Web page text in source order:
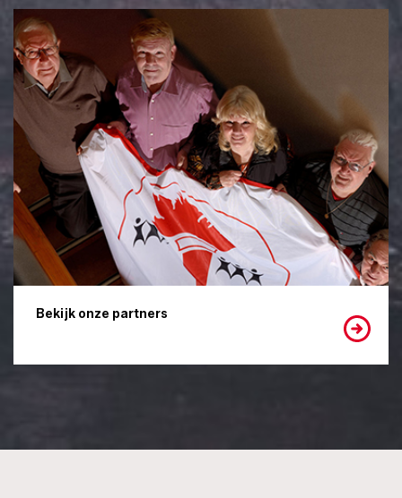
Bekijk onze partners